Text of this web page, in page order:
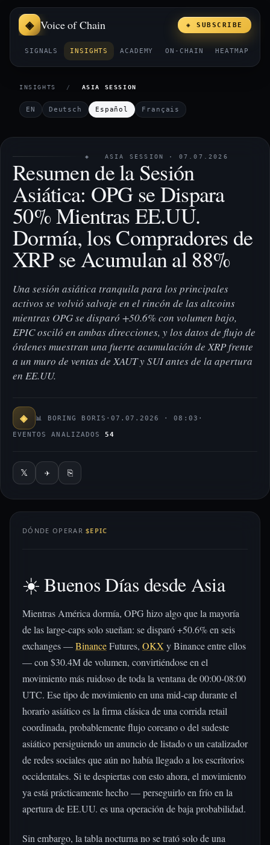
Voice of Chain
SIGNALS INSIGHTS ACADEMY ON-CHAIN HEATMAP
◈ SUBSCRIBE
INSIGHTS / ASIA SESSION
EN Deutsch Español Français
◈ ASIA SESSION · 07.07.2026
Resumen de la Sesión
Asiática: OPG se Dispara
50% Mientras EE.UU.
Dormía, los Compradores de
XRP se Acumulan al 88%
Una sesión asiática tranquila para los principales
activos se volvió salvaje en el rincón de las altcoins
mientras OPG se disparó +50.6% con volumen bajo,
EPIC osciló en ambas direcciones, y los datos de flujo de
órdenes muestran una fuerte acumulación de XRP frente
a un muro de ventas de XAUT y SUI antes de la apertura
en EE.UU.
◈ 📊 BORING BORIS · 07.07.2026 · 08:03 ·
EVENTOS ANALIZADOS 54
𝕏 ✈ ⎘
DÓNDE OPERAR$EPIC
☀️ Buenos Días desde Asia
Mientras América dormía, OPG hizo algo que la mayoría
de las large-caps solo sueñan: se disparó +50.6% en seis
exchanges —BinanceFutures, OKX y Binance entre ellos
— con $30.4M de volumen, convirtiéndose en el
movimiento más ruidoso de toda la ventana de 00:00-08:00
UTC. Ese tipo de movimiento en una mid-cap durante el
horario asiático es la firma clásica de una corrida retail
coordinada, probablemente flujo coreano o del sudeste
asiático persiguiendo un anuncio de listado o un catalizador
de redes sociales que aún no había llegado a los escritorios
occidentales. Si te despiertas con esto ahora, el movimiento
ya está prácticamente hecho — perseguirlo en frío en la
apertura de EE.UU. es una operación de baja probabilidad.
Sin embargo, la tabla nocturna no se trató solo de una